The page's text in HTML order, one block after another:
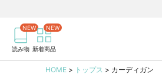
読み物 新着商品
商品を検索
HOME トップス カーディガン